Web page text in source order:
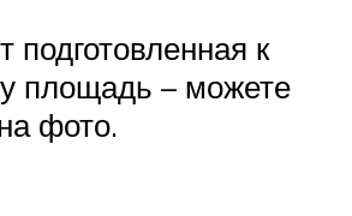
подготовленная к
площадь – можете
фото.